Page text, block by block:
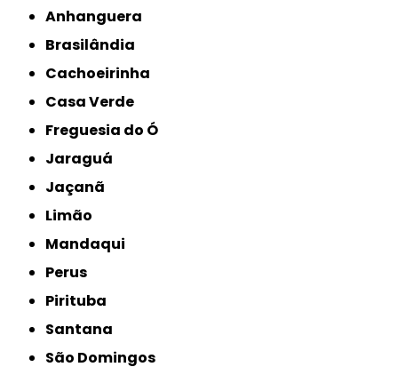
Anhanguera
Brasilândia
Cachoeirinha
Casa Verde
Freguesia do Ó
Jaraguá
Jaçanã
Limão
Mandaqui
Perus
Pirituba
Santana
São Domingos